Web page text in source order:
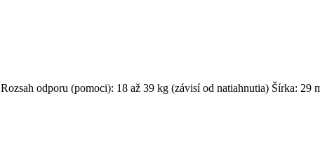
Rozsah odporu (pomoci): 18 až 39 kg (závisí od natiahnutia) Šírka: 29